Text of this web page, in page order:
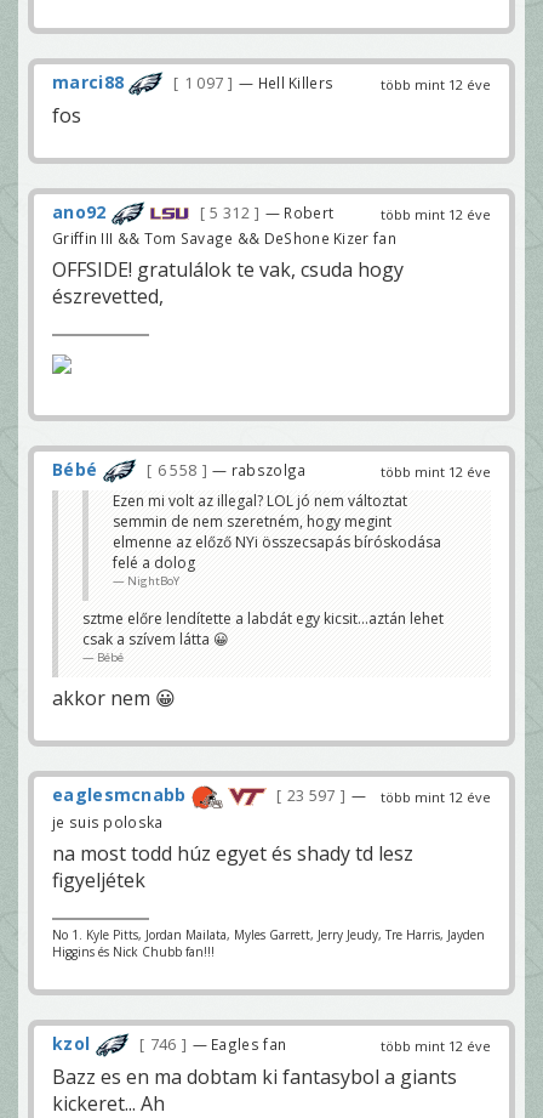
több mint 12 éve
marci88 1 097 — Hell Killers
fos
több mint 12 éve
ano92 5 312
— Robert
Griffin III && Tom Savage && DeShone Kizer fan
OFFSIDE! gratulálok te vak, csuda hogy
észrevetted,
több mint 12 éve
Bébé 6 558 — rabszolga
Ezen mi volt az illegal? LOL jó nem változtat
semmin de nem szeretném, hogy megint
elmenne az előző NYi összecsapás bíróskodása
felé a dolog
NightBoY
sztme előre lendítette a labdát egy kicsit...aztán lehet
csak a szívem látta 😀
Bébé
akkor nem 😀
több mint 12 éve
eaglesmcnabb 23 597
—
je suis poloska
na most todd húz egyet és shady td lesz
figyeljétek
No 1. Kyle Pitts, Jordan Mailata, Myles Garrett, Jerry Jeudy, Tre Harris, Jayden
Higgins és Nick Chubb fan!!!
több mint 12 éve
kzol 746 — Eagles fan
Bazz es en ma dobtam ki fantasybol a giants
kickeret... Ah